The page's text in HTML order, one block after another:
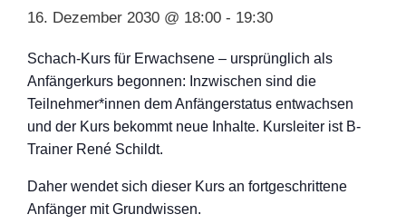
16. Dezember 2030 @ 18:00 - 19:30
Schach-Kurs für Erwachsene – ursprünglich als
Anfängerkurs begonnen: Inzwischen sind die
Teilnehmer*innen dem Anfängerstatus entwachsen
und der Kurs bekommt neue Inhalte. Kursleiter ist B-
Trainer René Schildt.
Daher wendet sich dieser Kurs an fortgeschrittene
Anfänger mit Grundwissen.